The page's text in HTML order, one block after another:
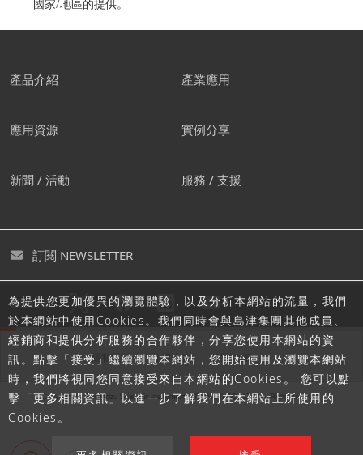
為提供您更加優異的瀏覽體驗，以及分析本網站的流量，我們
於本網站中使用Cookies。我們同時會與島津集團其他成員、
經銷商和提供分析服務的合作夥伴，分享您使用本網站的資
訊。點擊「接受」繼續瀏覽本網站，您開始使用及瀏覽本網站
時，我們將視同您同意接受來自本網站的Cookies。 您可以點
擊「更多相關資訊」以進一步了解我們在本網站上所使用的
Cookies。
國家/地區的提供。
產品介紹 產業應用
應用資源 實例分享
新聞 / 活動 服務 / 支援
訂閱 NEWSLETTER
追蹤島津
隱私聲明 使用條款 網站地圖